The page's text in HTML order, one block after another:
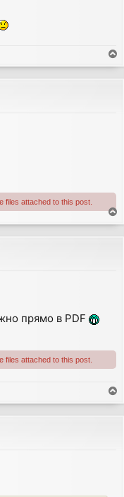
o
p
files attached to this post.
o
p
прямо в PDF
files attached to this post.
o
p